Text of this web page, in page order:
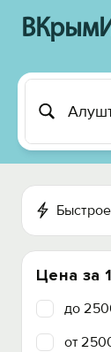
Цена за
до
от